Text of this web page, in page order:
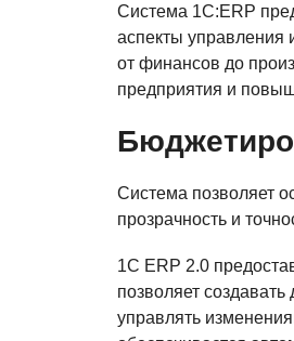
Система 1С:ERP
аспекты управления
от финансов до
предприятия и
Система позволяет
прозрачность и
1С ERP 2.0
позволяет
управлять